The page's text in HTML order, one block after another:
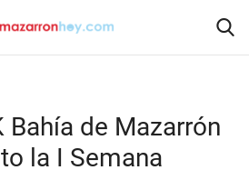
Bahía de Mazarrón
la I Semana